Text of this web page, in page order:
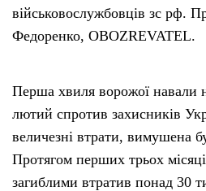
військовослужбовців зс рф.
Федоренко, OBOZREVATEL.
Перша хвиля ворожої навали
лютий спротив захисників
величезні втрати, вимушена
Протягом перших трьох
загиблими втратив понад 30